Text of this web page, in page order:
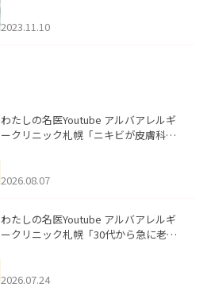
2023.11.10
わたしの名医Youtube アルバアレルギ
ークリニック札幌「ニキビが皮膚科で
ました。
2026.08.07
わたしの名医Youtube アルバアレルギ
ークリニック札幌「30代から急に老け
た。
2026.07.24